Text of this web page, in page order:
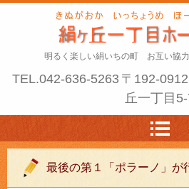
明るく楽しい絹いちの町 お互い協
TEL.042-636-5263 〒192-
丘一丁目
最後の第１「ポラーノ」が